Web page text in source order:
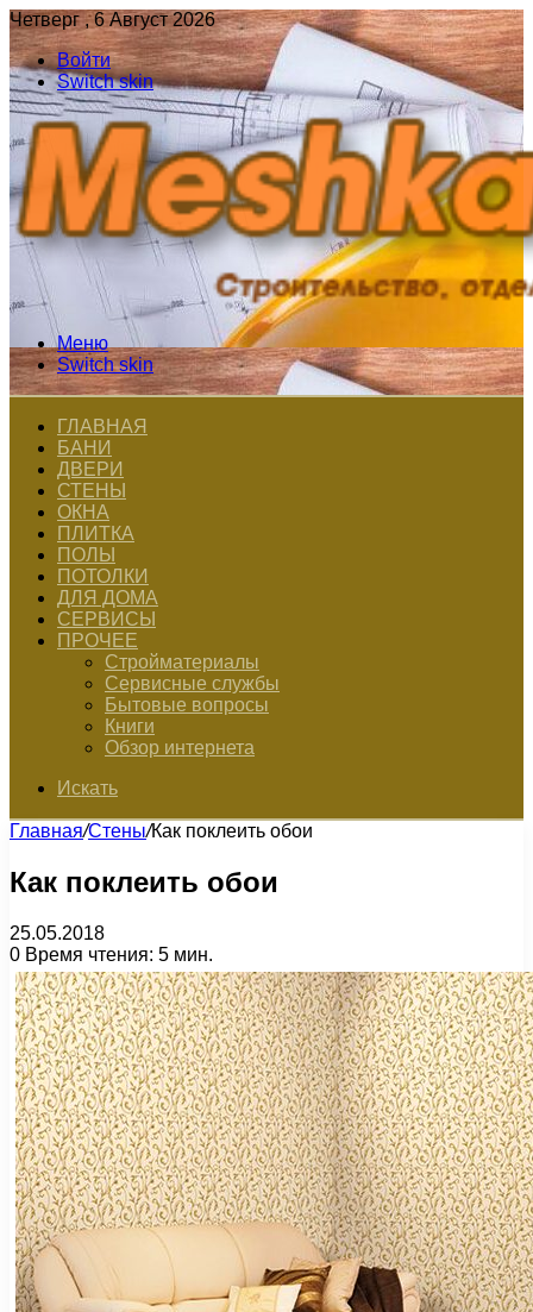
Четверг , 6 Август 2026
Войти
Switch skin
Меню
Switch skin
ГЛАВНАЯ
БАНИ
ДВЕРИ
СТЕНЫ
ОКНА
ПЛИТКА
ПОЛЫ
ПОТОЛКИ
ДЛЯ ДОМА
СЕРВИСЫ
ПРОЧЕЕ
Стройматериалы
Сервисные службы
Бытовые вопросы
Книги
Обзор интернета
Искать
Главная/Стены/Как поклеить обои
Как поклеить обои
25.05.2018
0 Время чтения: 5 мин.